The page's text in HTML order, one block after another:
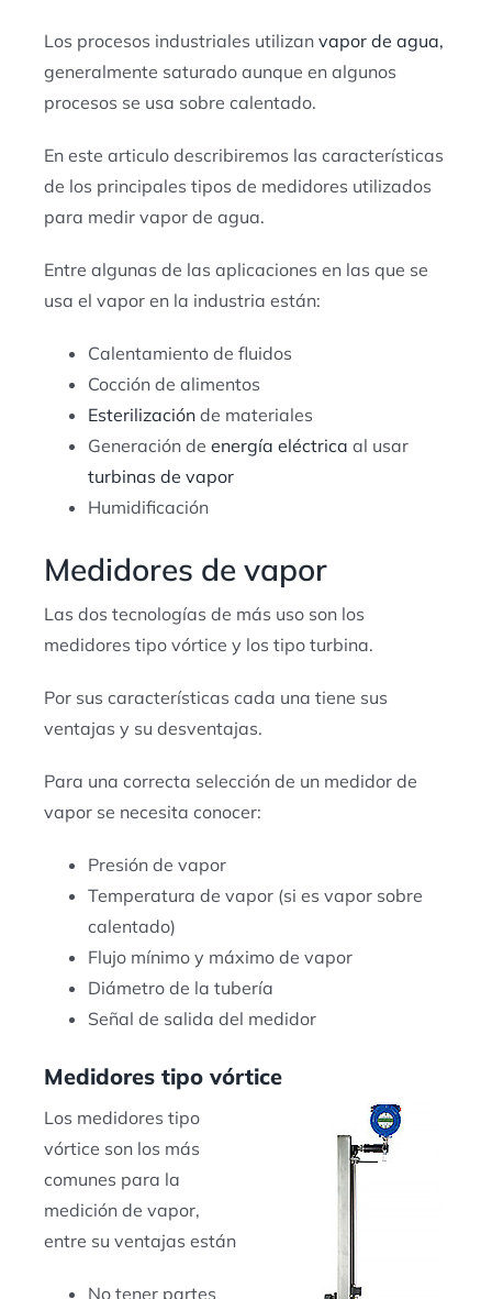
Los procesos industriales utilizan vapor de agua,
generalmente saturado aunque en algunos
procesos se usa sobre calentado.
En este articulo describiremos las características
de los principales tipos de medidores utilizados
para medir vapor de agua.
Entre algunas de las aplicaciones en las que se
usa el vapor en la industria están:
Calentamiento de fluidos
Cocción de alimentos
Esterilizaciónde materiales
Generación de energía eléctrica al usar
turbinas de vapor
Humidificación
Medidores de vapor
Las dos tecnologías de más uso son los
medidores tipo vórtice y los tipo turbina.
Por sus características cada una tiene sus
ventajas y su desventajas.
Para una correcta selección de un medidor de
vapor se necesita conocer:
Presión de vapor
Temperatura de vapor (si es vapor sobre
calentado)
Flujo mínimo y máximo de vapor
Diámetro de la tubería
Señal de salida del medidor
Medidores tipo vórtice
Los medidores tipo
vórtice son los más
comunes para la
medición de vapor,
entre su ventajas están
No tener partes